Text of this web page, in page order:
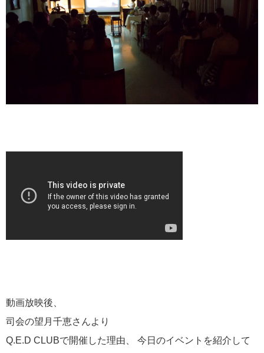
動画放映後、
司会の望月千恵さんより
Q.E.D CLUBで開催した理由、 今日のイベントを紹介して